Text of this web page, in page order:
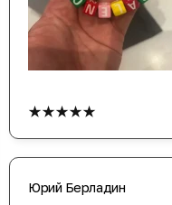
★★★★★
Юрий Берладин